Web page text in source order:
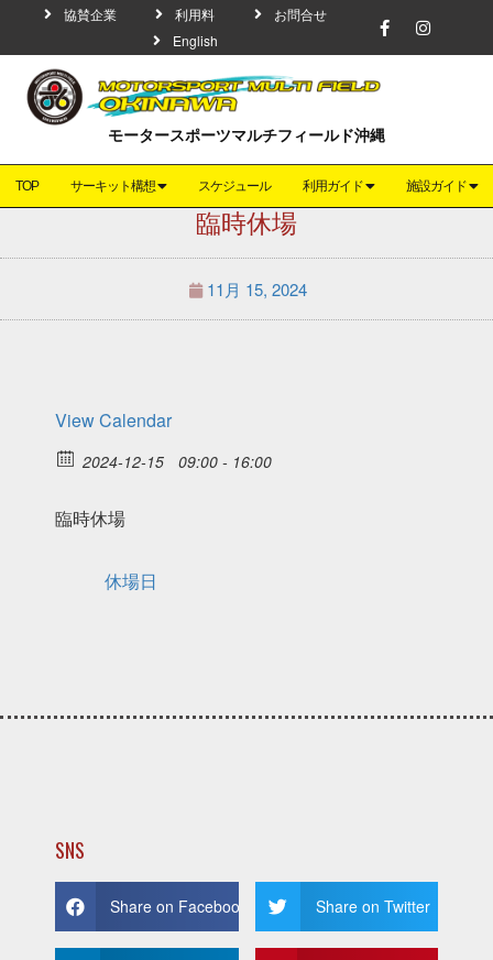
協賛企業 利用料
お問合せ
English
モータースポーツマルチフィールド沖縄
TOP サーキット構想 スケジュール 利用ガイド 施設ガイド
臨時休場
11月 15, 2024
View Calendar
2024-12-15 09:00 - 16:00
臨時休場
休場日
SNS
Share on Facebook Share on Twitter